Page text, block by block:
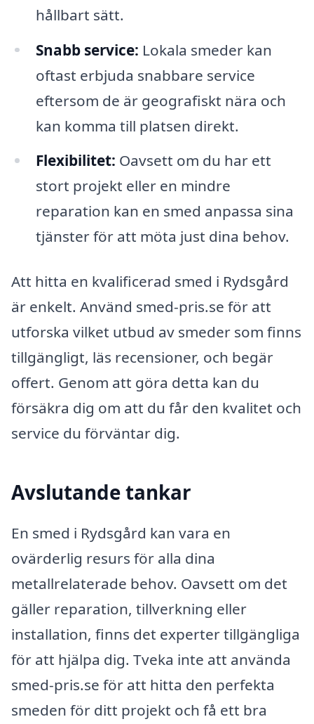
hållbart sätt.
Snabb service: Lokala smeder kan
oftast erbjuda snabbare service
eftersom de är geografiskt nära och
kan komma till platsen direkt.
Flexibilitet: Oavsett om du har ett
stort projekt eller en mindre
reparation kan en smed anpassa sina
tjänster för att möta just dina behov.
Att hitta en kvalificerad smed i Rydsgård
är enkelt. Använd smed-pris.se för att
utforska vilket utbud av smeder som finns
tillgängligt, läs recensioner, och begär
offert. Genom att göra detta kan du
försäkra dig om att du får den kvalitet och
service du förväntar dig.
Avslutande tankar
En smed i Rydsgård kan vara en
ovärderlig resurs för alla dina
metallrelaterade behov. Oavsett om det
gäller reparation, tillverkning eller
installation, finns det experter tillgängliga
för att hjälpa dig. Tveka inte att använda
smed-pris.se för att hitta den perfekta
smeden för ditt projekt och få ett bra